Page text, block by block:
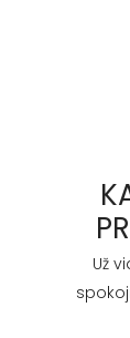
Už